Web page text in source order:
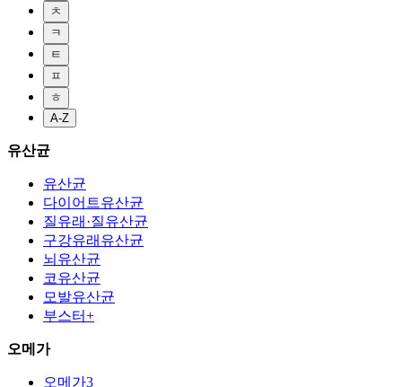
ㅊ
ㅋ
ㅌ
ㅍ
ㅎ
A-Z
유산균
유산균
다이어트유산균
질유래·질유산균
구강유래유산균
뇌유산균
코유산균
모발유산균
부스터+
오메가
오메가3